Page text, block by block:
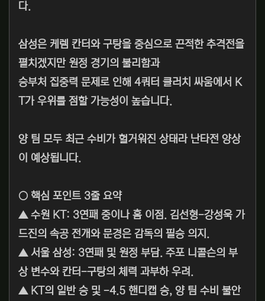
다.
삼성은 케렘 칸터와 구탕을 중심으로 끈적한 추격전을
펼치겠지만 원정 경기의 불리함과
승부처 집중력 문제로 인해 4쿼터 클러치 싸움에서 K
T가 우위를 점할 가능성이 높습니다.
양 팀 모두 최근 수비가 헐거워진 상태라 난타전 양상
이 예상됩니다.
○ 핵심 포인트 3줄 요약
▲ 수원 KT: 3연패 중이나 홈 이점. 김선형-강성욱 가
드진의 속공 전개와 문경은 감독의 필승 의지.
▲ 서울 삼성: 3연패 및 원정 부담. 주포 니콜슨의 부
상 변수와 칸터-구탕의 체력 과부하 우려.
▲ KT의 일반 승 및 -4.5 핸디캡 승, 양 팀 수비 불안